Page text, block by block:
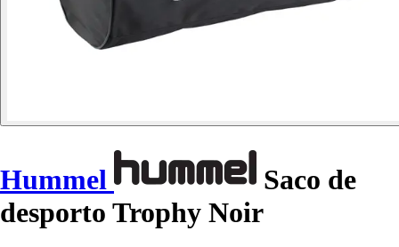
Hummel
Saco de
desporto Trophy Noir